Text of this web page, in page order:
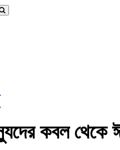
কবল থেকে